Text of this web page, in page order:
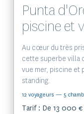
Punta
piscine et
Au cœur du très
cette superbe villa
vue mer, piscine et
standing.
12 voyageurs — 5
Tarif : De 13 000